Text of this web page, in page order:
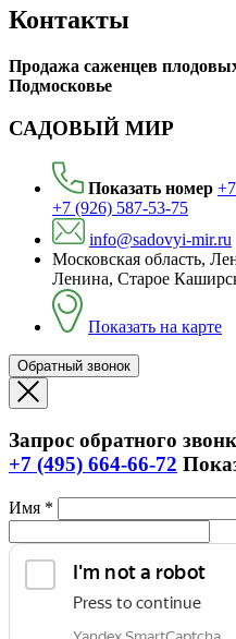
Контакты
Продажа саженцев
Подмосковье
САДОВЫЙ МИР
Показать номер
+7 (926) 587-53-75
info@sadovyi-mir.ru
Московская область,
Ленина, Старое
Показать на карте
Обратный звонок
Запрос обратного
+7 (495) 664-66-72
Имя *